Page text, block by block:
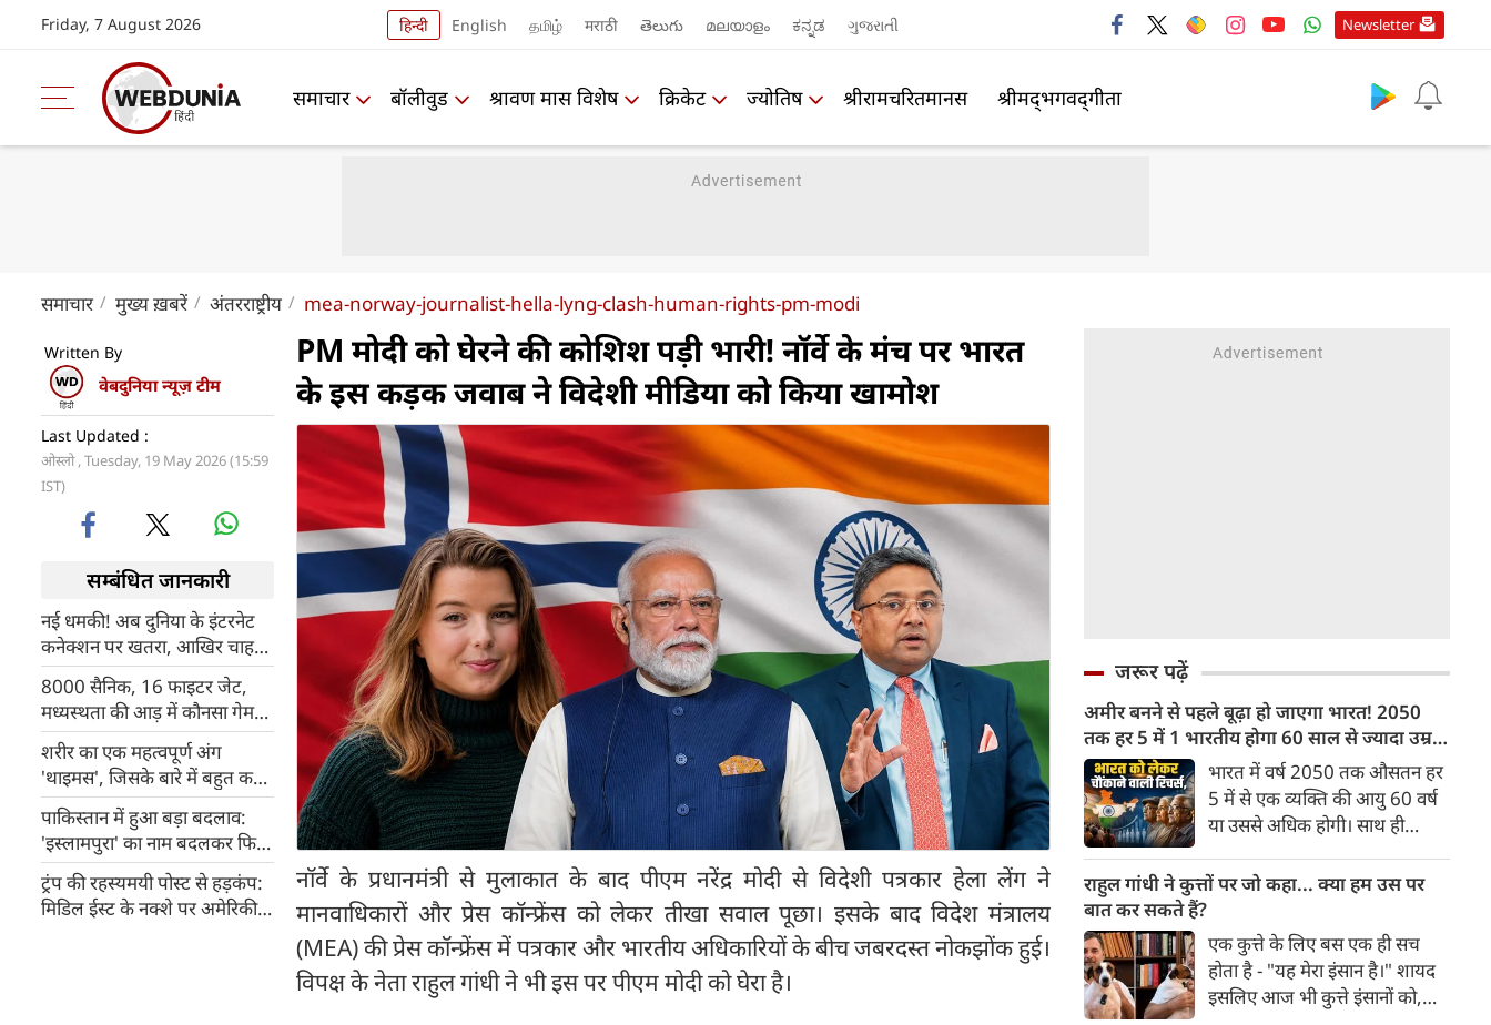
Friday, 7 August 2026 हिन्दी English தமிழ் मराठी తెలుగు മലയാളം ಕನ್ನಡ ગુજરાતી Newsletter
समाचार बॉलीवुड श्रावण मास विशेष क्रिकेट ज्योतिष श्रीरामचरितमानस श्रीमद्‍भगवद्‍गीता
समाचार मुख्य ख़बरें अंतरराष्ट्रीय mea-norway-journalist-hella-lyng-clash-human-rights-pm-modi
Written By
वेबदुनिया न्यूज़ टीम
Last Updated :
ओस्लो , Tuesday, 19 May 2026 (15:59
IST)
सम्बंधित जानकारी
नई धमकी! अब दुनिया के इंटरनेट
कनेक्शन पर खतरा, आखिर चाहता
क्या है ईरान
8000 सैनिक, 16 फाइटर जेट,
मध्यस्थता की आड़ में कौनसा गेम
खेल रहा Pakistan? US और
ईरान के साथ विश्वासघात
शरीर का एक महत्वपूर्ण अंग
'थाइमस', जिसके बारे में बहुत कम
लोग जानते हैं, यह क्यों खास है
हमारी सेहत के लिए
पाकिस्तान में हुआ बड़ा बदलाव:
'इस्लामपुरा' का नाम बदलकर फिर
रखा 'कृष्णनगर', इन 9 जगहों को
मिली पुरानी पहचान
ट्रंप की रहस्यमयी पोस्ट से हड़कंप:
मिडिल ईस्ट के नक्शे पर अमेरिकी
PM मोदी को घेरने की कोशिश पड़ी भारी! नॉर्वे के मंच पर भारत
के इस कड़क जवाब ने विदेशी मीडिया को किया खामोश
नॉर्वे के प्रधानमंत्री से मुलाकात के बाद पीएम नरेंद्र मोदी से विदेशी पत्रकार हेला लेंग ने
मानवाधिकारों और प्रेस कॉन्फ्रेंस को लेकर तीखा सवाल पूछा। इसके बाद विदेश मंत्रालय
(MEA) की प्रेस कॉन्फ्रेंस में पत्रकार और भारतीय अधिकारियों के बीच जबरदस्त नोकझोंक हुई।
विपक्ष के नेता राहुल गांधी ने भी इस पर पीएम मोदी को घेरा है।
जरूर पढ़ें
अमीर बनने से पहले बूढ़ा हो जाएगा भारत! 2050
तक हर 5 में 1 भारतीय होगा 60 साल से ज्यादा उम्र
का
भारत में वर्ष 2050 तक औसतन हर
5 में से एक व्यक्ति की आयु 60 वर्ष
या उससे अधिक होगी। साथ ही
भारत में रहेंगे। ‘ट्रांसफॉर्म रूरल
अनुसार भारत विकसित देशों के
विपरीत समृद्ध बनने से पहले ही वृद्ध
होती आबादी वाले देश की श्रेणी में
पहुंच रहा है।
राहुल गांधी ने कुत्तों पर जो कहा... क्या हम उस पर
बात कर सकते हैं?
एक कुत्ते के लिए बस एक ही सच
होता है - "यह मेरा इंसान है।" शायद
इसलिए आज भी कुत्ते इंसानों को,